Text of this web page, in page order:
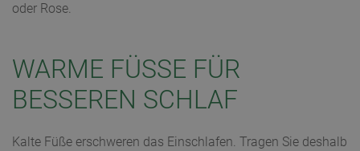
oder Rose.
WARME FÜSSE FÜR B
ESSEREN SCHLAF
Kalte Füße erschweren das Einschlafen. Tragen Sie deshalb